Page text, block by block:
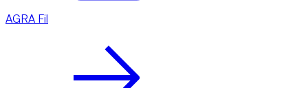
AGRA Fil